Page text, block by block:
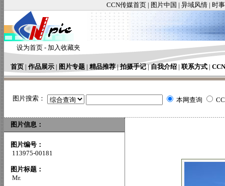
CCN传媒首页 | 图片中国 | 异域风情 | 时
设为首页 - 加入收藏夹
首页 | 作品展示 | 图片专题 | 精品推荐|拍摄手记|自我介绍 | 联系方式 |
图片搜索： 本网查询
图片信息：
图片编号：
113975-00181
图片标题：
Mr.